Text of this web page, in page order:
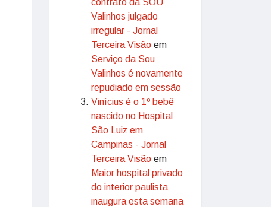
contrato da SOU
Valinhos julgado
irregular - Jornal
Terceira Visão em
Serviço da Sou
Valinhos é novamente
repudiado em sessão
Vinícius é o 1º bebê
nascido no Hospital
São Luiz em
Campinas - Jornal
Terceira Visão em
Maior hospital privado
do interior paulista
inaugura esta semana